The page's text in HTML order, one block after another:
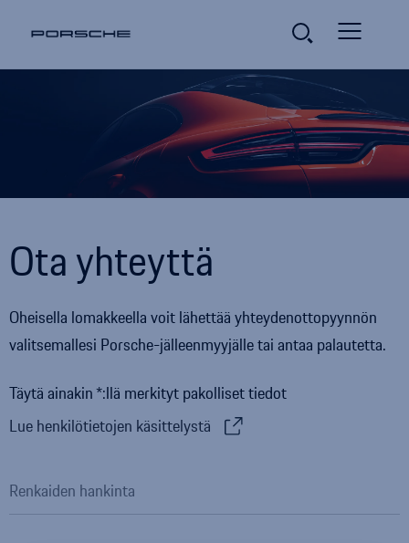
Ota yhteyttä
Oheisella lomakkeella voit lähettää yhteydenottopyynnön
valitsemallesi Porsche-jälleenmyyjälle tai antaa palautetta.
Täytä ainakin :llä merkityt pakolliset tiedot
Lue henkilötietojen käsittelystä